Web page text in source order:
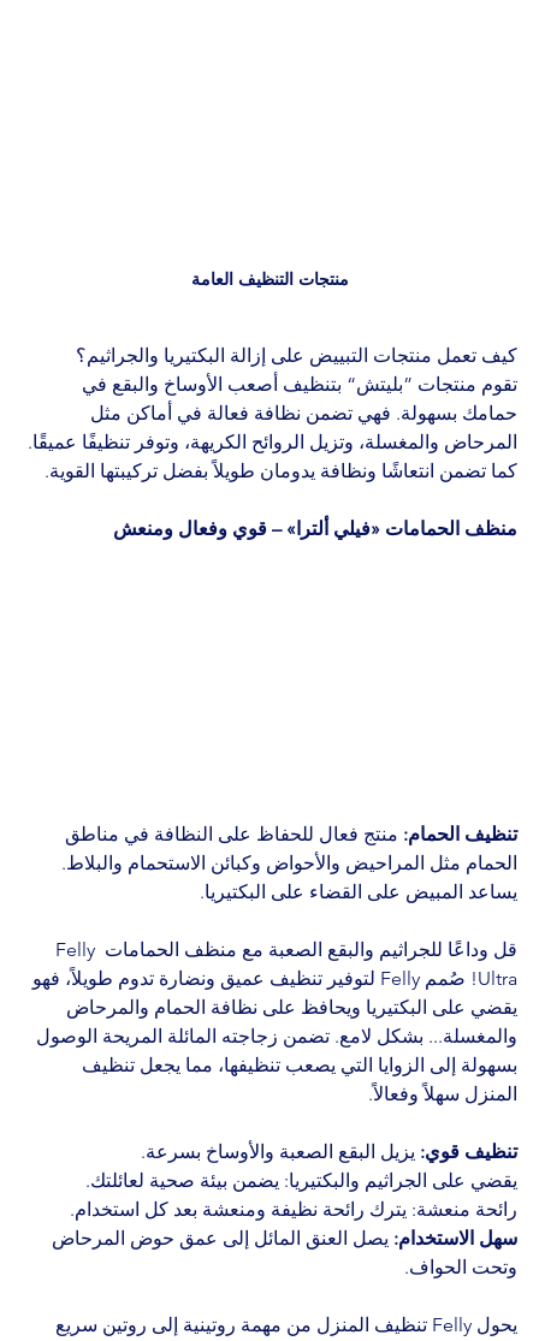
منتجات التنظيف العامة
كيف تعمل منتجات التبييض على إزالة البكتيريا والجراثيم؟
تقوم منتجات ”بليتش“ بتنظيف أصعب الأوساخ والبقع في
حمامك بسهولة. فهي تضمن نظافة فعالة في أماكن مثل
المرحاض والمغسلة، وتزيل الروائح الكريهة، وتوفر تنظيفًا عميقًا.
كما تضمن انتعاشًا ونظافة يدومان طويلاً بفضل تركيبتها القوية.
منظف الحمامات «فيلي ألترا» – قوي وفعال ومنعش
تنظيف الحمام: منتج فعال للحفاظ على النظافة في مناطق
الحمام مثل المراحيض والأحواض وكبائن الاستحمام والبلاط.
يساعد المبيض على القضاء على البكتيريا.
قل وداعًا للجراثيم والبقع الصعبة مع منظف الحمامات Felly
Ultra! صُمم Felly لتوفير تنظيف عميق ونضارة تدوم طويلاً، فهو
يقضي على البكتيريا ويحافظ على نظافة الحمام والمرحاض
والمغسلة... بشكل لامع. تضمن زجاجته المائلة المريحة الوصول
بسهولة إلى الزوايا التي يصعب تنظيفها، مما يجعل تنظيف
المنزل سهلاً وفعالاً.
تنظيف قوي: يزيل البقع الصعبة والأوساخ بسرعة.
يقضي على الجراثيم والبكتيريا: يضمن بيئة صحية لعائلتك.
رائحة منعشة: يترك رائحة نظيفة ومنعشة بعد كل استخدام.
سهل الاستخدام: يصل العنق المائل إلى عمق حوض المرحاض
وتحت الحواف.
يحول Felly تنظيف المنزل من مهمة روتينية إلى روتين سريع